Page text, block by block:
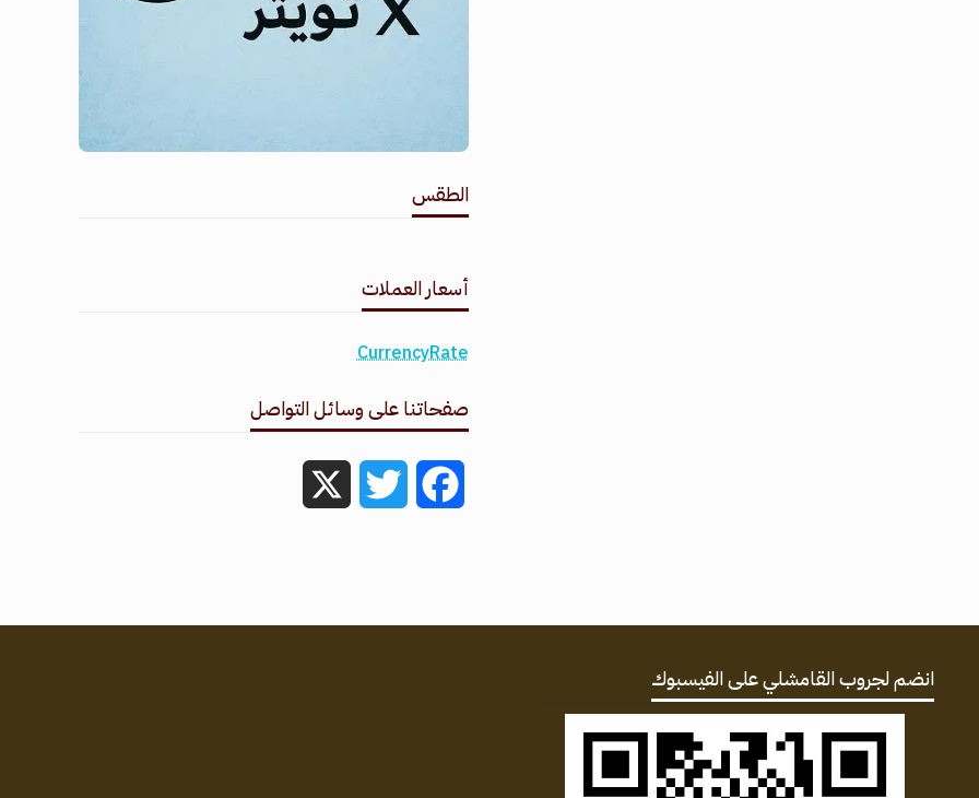
الطقس
أسعار العملات
CurrencyRate
صفحاتنا على وسائل التواصل
Facebook
Twitter
انضم لجروب القامشلي على الفيسبوك